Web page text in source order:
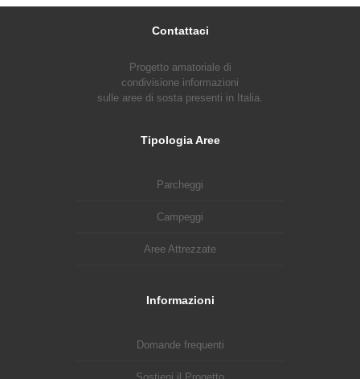
Contattaci
Progetto amatoriale di
condivisione informazioni
sulle aree di sosta presenti in Italia.
Tipologia Aree
Parcheggi
Campeggi
Aree Attrezzate
Informazioni
Domande frequenti
Sostieni il Progetto